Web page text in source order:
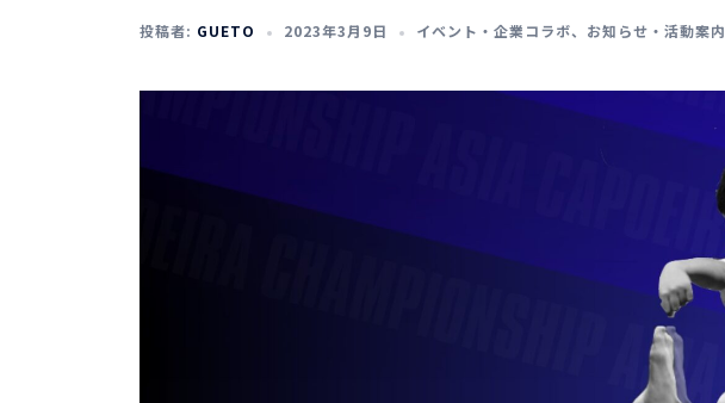
投稿者: GUETO 2023年3月9日 イベント・企業コラボ、 お知らせ・活動案内